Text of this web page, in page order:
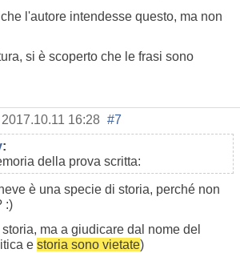
l'autore intendesse questo, ma non
si è scoperto che le frasi sono
2017.10.11 16:28 #7
:
della prova scritta:
è una specie di storia, perché non
:)
storia, ma a giudicare dal nome del
e storia sono vietate)